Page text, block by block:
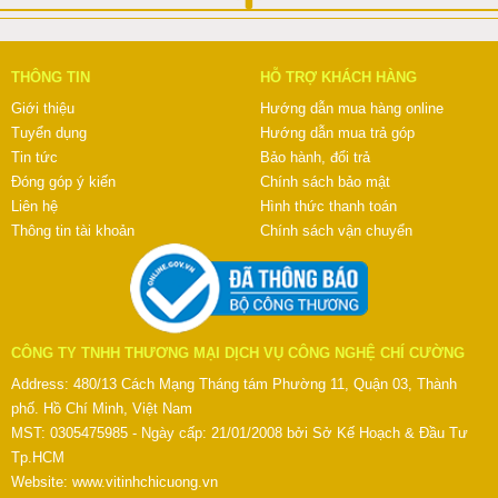
THÔNG TIN
Giới thiệu
Tuyển dụng
Tin tức
Đóng góp ý kiến
Liên hệ
Thông tin tài khoản
HỖ TRỢ KHÁCH HÀNG
Hướng dẫn mua hàng online
Hướng dẫn mua trả góp
Bảo hành, đổi trả
Chính sách bảo mật
Hình thức thanh toán
Chính sách vận chuyển
CÔNG TY TNHH THƯƠNG MẠI DỊCH VỤ CÔNG NGHỆ CHÍ CƯỜNG
Address: 480/13 Cách Mạng Tháng tám Phường 11, Quận 03, Thành
phố. Hồ Chí Minh, Việt Nam
MST: 0305475985 - Ngày cấp: 21/01/2008 bởi Sở Kế Hoạch & Đầu Tư
Tp.HCM
Website: www.vitinhchicuong.vn